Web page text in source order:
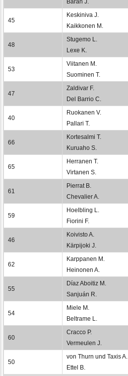
Baran J.
45
Keskiniva J.
Kaikkonen M.
48
Stugemo L.
Lexe K.
53
Viitanen M.
Suominen T.
47
Zaldivar F.
Del Barrio C.
40
Ruokanen V.
Pallari T.
66
Kortesalmi T.
Kuruaho S.
65
Herranen T.
Virtanen S.
61
Pierrat B.
Chevalier A.
59
Hoelbling L.
Fiorini F.
46
Koivisto A.
Kärpijoki J.
62
Karppanen M.
Heinonen A.
55
Díaz Aboitiz M.
Sanjuán R.
54
Miele M.
Beltrame L.
60
Cracco P.
Vermeulen J.
50
von Thurn und Taxis A.
Ettel B.